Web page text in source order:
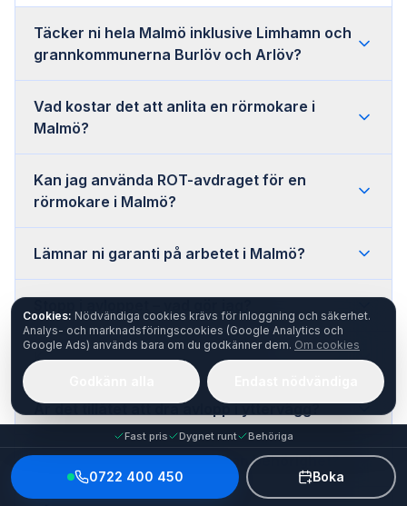
Täcker ni hela Malmö inklusive Limhamn och
grannkommunerna Burlöv och Arlöv?
Vad kostar det att anlita en rörmokare i
Malmö?
Kan jag använda ROT-avdraget för en
rörmokare i Malmö?
Lämnar ni garanti på arbetet i Malmö?
Kan man själv byta blandare?
Är det tillåtet att dra avlopp i yttervägg?
Kan man dra avlopp själv utan behörighet?
Fast pris Dygnet runt Behöriga
0722 400 450 Boka
Cookies: Nödvändiga cookies krävs för inloggning och säkerhet.
Analys- och marknadsföringscookies (Google Analytics och
Google Ads) används bara om du godkänner dem. Om cookies